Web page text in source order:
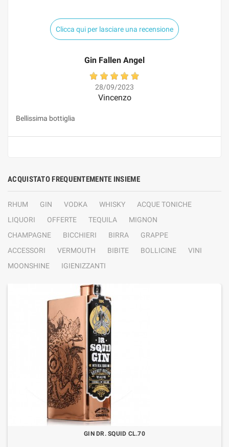
Clicca qui per lasciare una recensione
Gin Fallen Angel
28/09/2023
Vincenzo
Bellissima bottiglia
ACQUISTATO FREQUENTEMENTE INSIEME
RHUM GIN VODKA WHISKY
ACQUE TONICHE
LIQUORI
OFFERTE TEQUILA
MIGNON
CHAMPAGNE
BICCHIERI BIRRA
GRAPPE
ACCESSORI
VERMOUTH BIBITE BOLLICINE
VINI
MOONSHINE
IGIENIZZANTI
GIN DR. SQUID CL.70